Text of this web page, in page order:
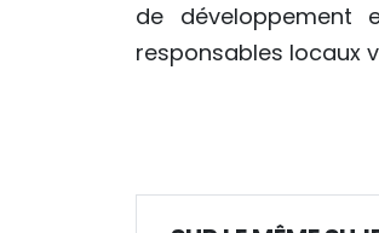
de développement
responsables locaux